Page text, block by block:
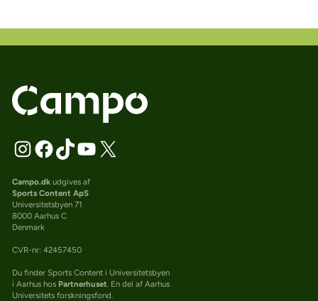
Campo.dkudgives af
Sports Content ApS
Universitetsbyen 71
8000 Aarhus C
Denmark
CVR-nr: 42457450
Du finder Sports Content i Universitetsbyen
i Aarhus hos Partnerhuset. En del af Aarhus
Universitets forskningsfond.